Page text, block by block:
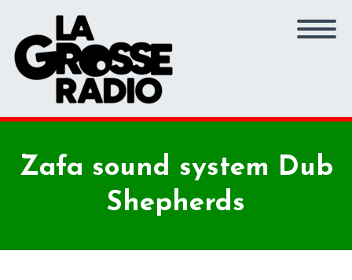
Zafa sound system Dub
Shepherds